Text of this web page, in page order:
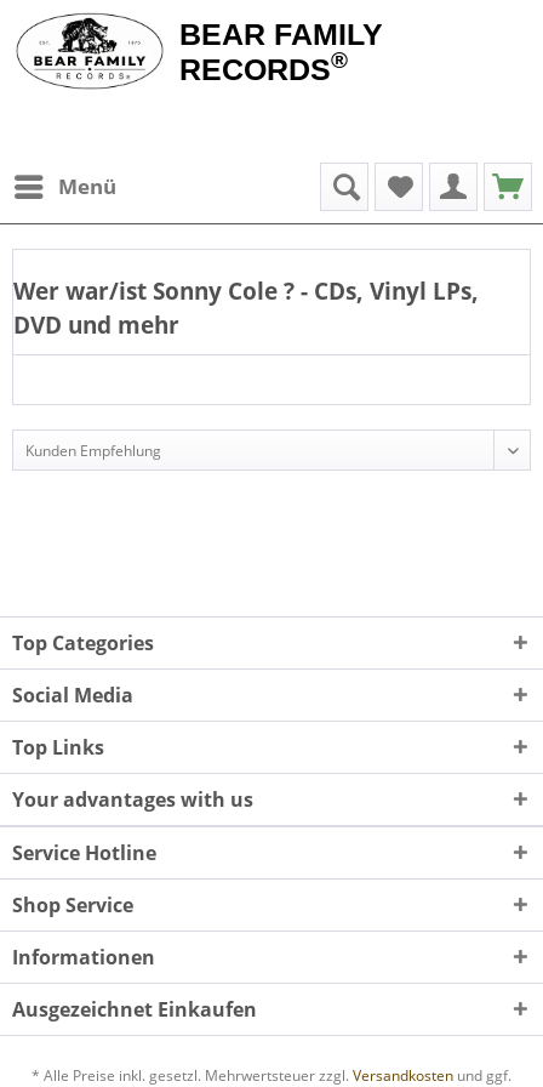
BEAR FAMILY
RECORDS®
Menü
Wer war/ist Sonny Cole? - CDs, Vinyl LPs,
DVD und mehr
Top Categories
Social Media
Top Links
Your advantages with us
Service Hotline
Shop Service
Informationen
Ausgezeichnet Einkaufen
* Alle Preise inkl. gesetzl. Mehrwertsteuer zzgl. Versandkosten und ggf.